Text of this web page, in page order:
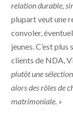
relation durable,
plupart veut une
convoler,
jeunes. C’est
clients de NDA,
plutôt une
alors des rôles de
matrimoniale. »